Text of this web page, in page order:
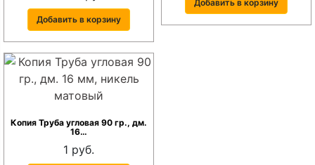
Добавить в корзину
Добавить в корзину
Копия Труба угловая 90 гр., дм.
16…
1 руб.